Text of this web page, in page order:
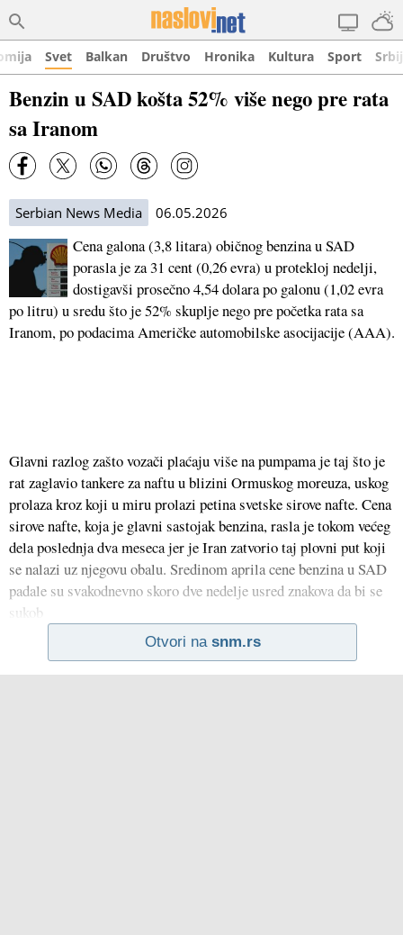
Svet Balkan Društvo Hronika Kultura Sport
Benzin u SAD košta 52% više nego pre rata
sa Iranom
Serbian News Media 06.05.2026
Cena galona (3,8 litara) običnog benzina u SAD
porasla je za 31 cent (0,26 evra) u protekloj nedelji,
dostigavši prosečno 4,54 dolara po galonu (1,02 evra
po litru) u sredu što je 52% skuplje nego pre početka rata sa
Iranom, po podacima Američke automobilske asocijacije (AAA).
Glavni razlog zašto vozači plaćaju više na pumpama je taj što je
rat zaglavio tankere za naftu u blizini Ormuskog moreuza, uskog
prolaza kroz koji u miru prolazi petina svetske sirove nafte. Cena
sirove nafte, koja je glavni sastojak benzina, rasla je tokom većeg
dela poslednja dva meseca jer je Iran zatvorio taj plovni put koji
se nalazi uz njegovu obalu. Sredinom aprila cene benzina u SAD
padale su svakodnevno skoro dve nedelje usred znakova da bi se
sukob
Otvori na snm.rs